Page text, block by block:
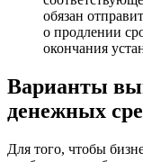
обязан
о продлении
окончания
Варианты
денежных
Для того, чтобы